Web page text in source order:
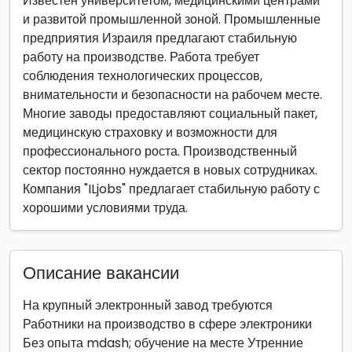
и развитой промышленной зоной. Промышленные
предприятия Израиля предлагают стабильную
работу на производстве. Работа требует
соблюдения технологических процессов,
внимательности и безопасности на рабочем месте.
Многие заводы предоставляют социальный пакет,
медицинскую страховку и возможности для
профессионального роста. Производственный
сектор постоянно нуждается в новых сотрудниках.
Компания "ILjobs" предлагает стабильную работу с
хорошими условиями труда.
Описание вакансии
На крупный электронный завод требуются
Работники на производство в сфере электроники
Без опыта mdash; обучение на месте Утренние